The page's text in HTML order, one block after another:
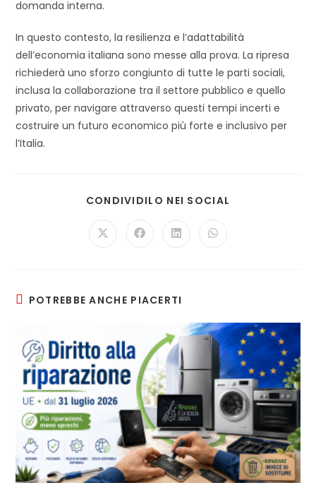
domanda interna.
In questo contesto, la resilienza e l’adattabilità
dell’economia italiana sono messe alla prova. La ripresa
richiederà uno sforzo congiunto di tutte le parti sociali,
inclusa la collaborazione tra il settore pubblico e quello
privato, per navigare attraverso questi tempi incerti e
costruire un futuro economico più forte e inclusivo per
l’Italia.
CONDIVIDILO NEI SOCIAL
Opens Opens Opens Opens
POTREBBE ANCHE PIACERTI